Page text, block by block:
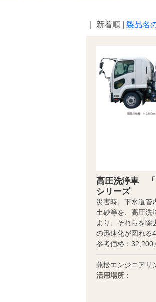
｜ 新着順 | 製品名
高圧洗浄車 「
シリーズ
災害時、下水道管
土砂等を、高圧洗
より、それらを除
の迅速化が図れ
参考価格：
兼松エンジニアリ
活用場所 :